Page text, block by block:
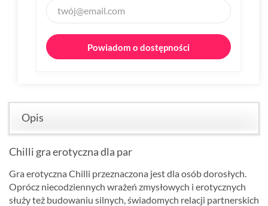
Powiadom o dostępności
Opis
Chilli gra erotyczna dla par
Gra erotyczna Chilli przeznaczona jest dla osób dorosłych.
Oprócz niecodziennych wrażeń zmysłowych i erotycznych
służy też budowaniu silnych, świadomych relacji partnerskich